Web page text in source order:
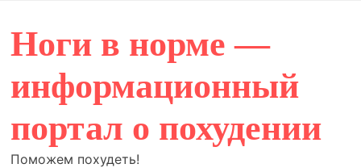
содержимому
Ноги в норме —
информационный
портал о похудении
Поможем похудеть!